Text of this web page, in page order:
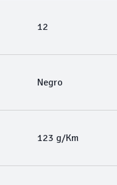
12
Negro
123 g/Km